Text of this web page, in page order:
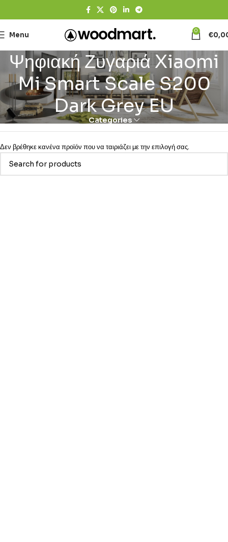
Menu 0 €
Ψηφιακή Ζυγαριά Xiaomi
Mi Smart Scale S200
Dark Grey EU
Categories
Δεν βρέθηκε κανένα προϊόν που να ταιριάζει με την επιλογή σας.